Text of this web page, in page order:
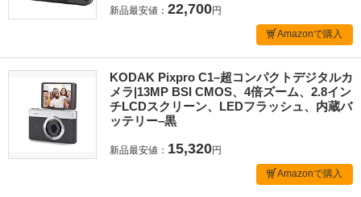
新品最安値： 22,700円
Amazonで購入
KODAK Pixpro C1–超コンパクトデジタルカ
メラ|13MP BSI CMOS、4倍ズーム、2.8イン
チLCDスクリーン、LEDフラッシュ、内蔵バ
ッテリー–黒
新品最安値： 15,320円
Amazonで購入